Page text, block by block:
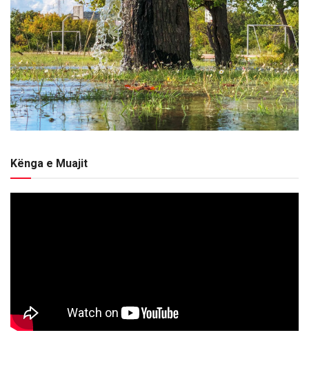
Kënga e Muajit